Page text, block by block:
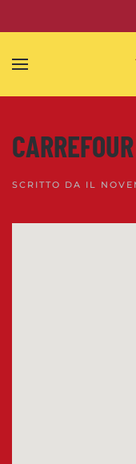
Skip to main content
SCRITTO DA IL